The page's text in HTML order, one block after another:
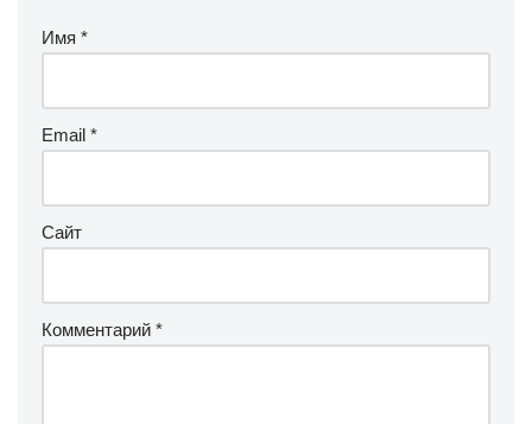
Имя *
Email *
Сайт
Комментарий *